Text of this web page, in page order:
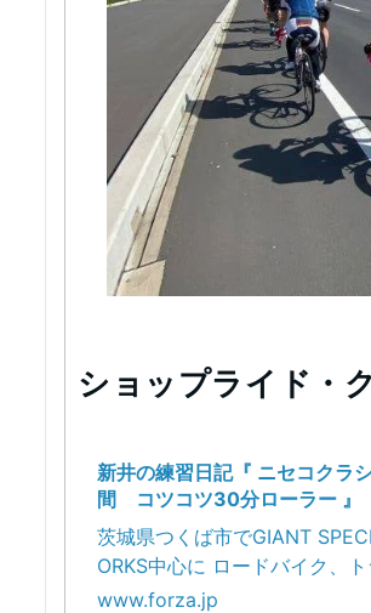
ショップライド・
新井の練習日記『 ニセコクラ
間 コツコツ30分ローラー 』
茨城県つくば市でGIANT
ORKS中心に ロードバイク、
バイク、マウンテンバ
www.forza.jp